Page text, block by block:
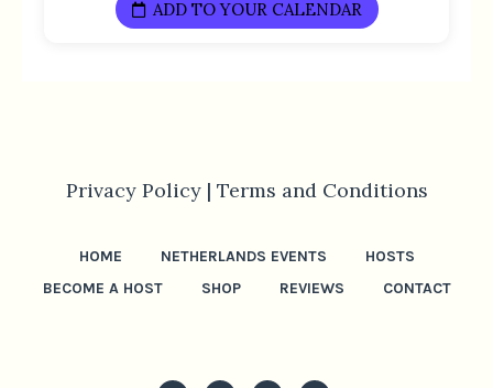
ADD TO YOUR CALENDAR
Privacy Policy | Terms and Conditions
HOME NETHERLANDS EVENTS
HOSTS
BECOME A HOST
SHOP REVIEWS CONTACT